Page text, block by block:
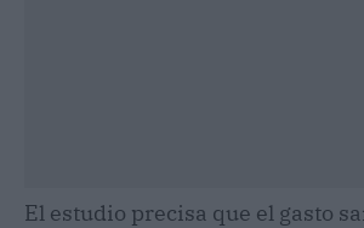
El estudio precisa que el gasto